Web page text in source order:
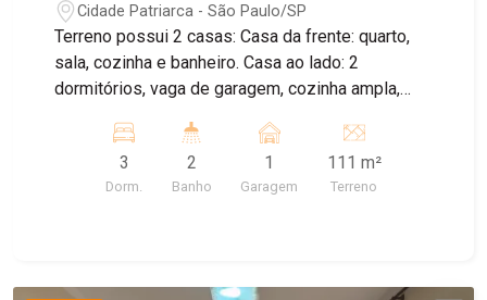
Cidade Patriarca - São Paulo/SP
Terreno possui 2 casas: Casa da frente: quarto,
sala, cozinha e banheiro. Casa ao lado: 2
dormitórios, vaga de garagem, cozinha ampla,
Patriarca Localização excelente próximo a todo
comércio, feira livre, escolas, posto de saúde.
Fácil acesso a Radial Leste.
3
Dorm.
2
Banho
1
Garagem
111 m²
Terreno